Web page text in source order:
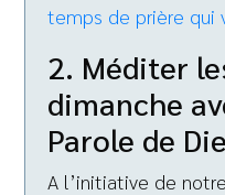
temps de prière qui
2. Méditer
dimanche
Parole de
A l’initiative de